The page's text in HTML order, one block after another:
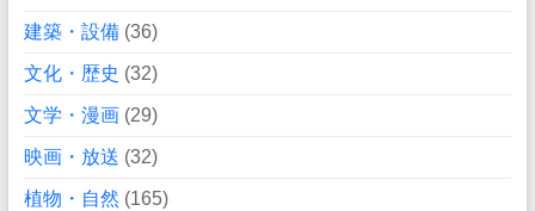
建築・設備(36)
文化・歴史 (32)
文学・漫画(29)
映画・放送 (32)
植物・自然 (165)